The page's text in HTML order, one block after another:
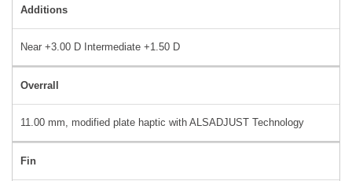
Additions
Near +3.00 D Intermediate +1.50 D
Overrall
11.00 mm, modified plate haptic with ALSADJUST Technology
Fin